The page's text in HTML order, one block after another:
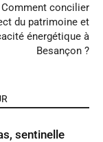
Comment concilier
du patrimoine et
énergétique à
Besançon ?
sentinelle